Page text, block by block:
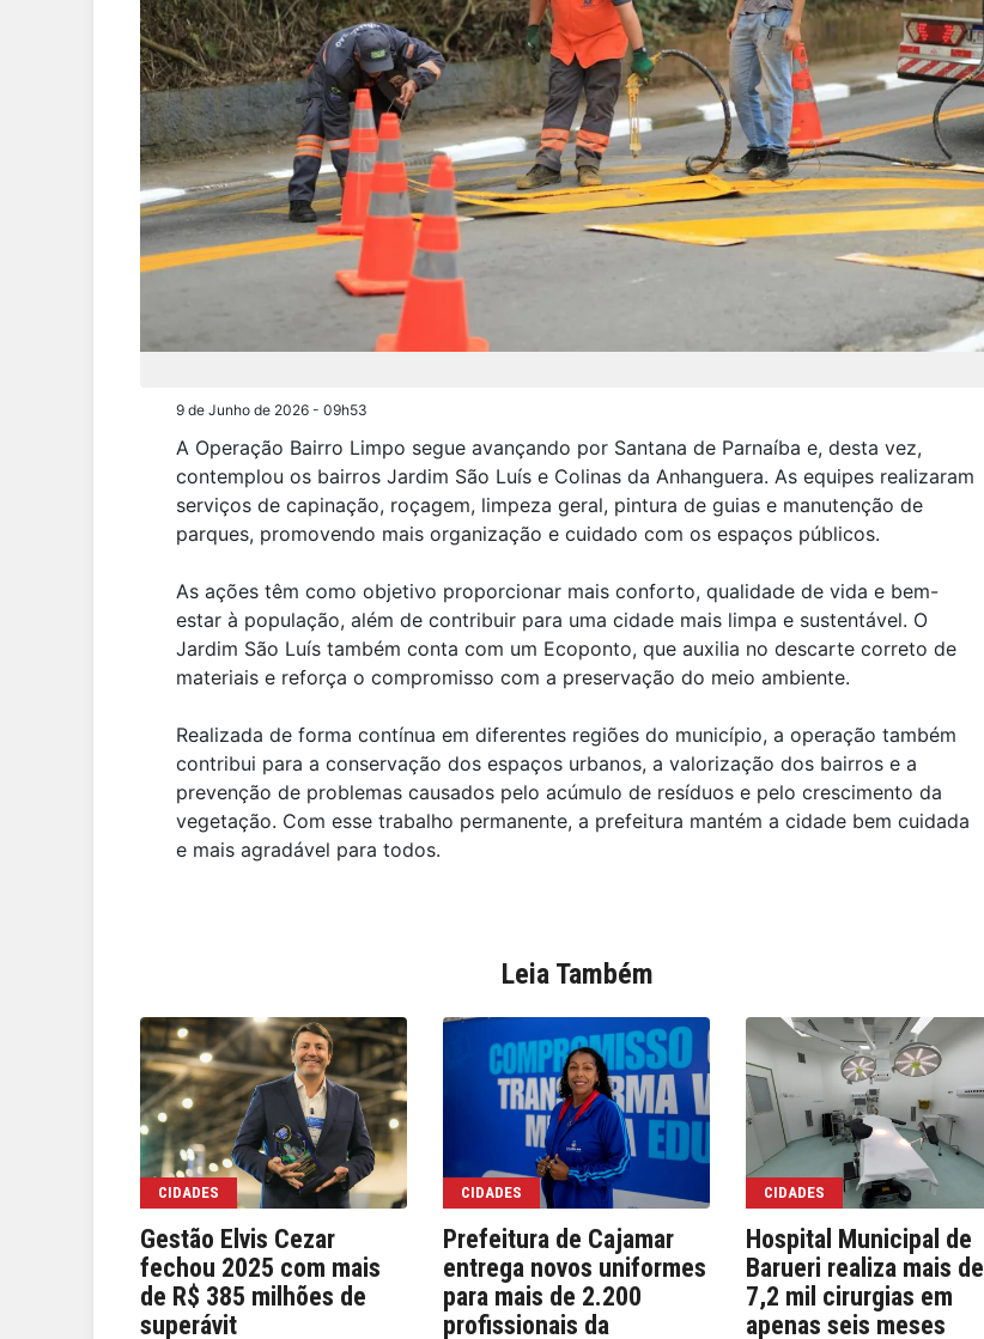
9 de Junho de 2026 - 09h53
A Operação Bairro Limpo segue avançando por Santana de Parnaíba e, desta vez,
contemplou os bairros Jardim São Luís e Colinas da Anhanguera. As equipes realizaram
serviços de capinação, roçagem, limpeza geral, pintura de guias e manutenção de
parques, promovendo mais organização e cuidado com os espaços públicos.
As ações têm como objetivo proporcionar mais conforto, qualidade de vida e bem-
estar à população, além de contribuir para uma cidade mais limpa e sustentável. O
Jardim São Luís também conta com um Ecoponto, que auxilia no descarte correto de
materiais e reforça o compromisso com a preservação do meio ambiente.
Realizada de forma contínua em diferentes regiões do município, a operação também
contribui para a conservação dos espaços urbanos, a valorização dos bairros e a
prevenção de problemas causados pelo acúmulo de resíduos e pelo crescimento da
vegetação. Com esse trabalho permanente, a prefeitura mantém a cidade bem cuidada
e mais agradável para todos.
Leia Também
CIDADES
Gestão Elvis Cezar
fechou 2025 com mais
de R$ 385 milhões de
superávit
CIDADES
Prefeitura de Cajamar
entrega novos uniformes
para mais de 2.200
profissionais da
CIDADES
Hospital Municipal de
Barueri realiza mais de
7,2 mil cirurgias em
apenas seis meses